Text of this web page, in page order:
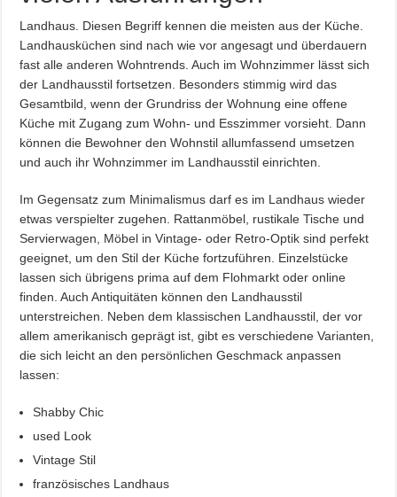
Landhaus. Diesen Begriff kennen die meisten aus der Küche.
Landhausküchen sind nach wie vor angesagt und überdauern
fast alle anderen Wohntrends. Auch im Wohnzimmer lässt sich
der Landhausstil fortsetzen. Besonders stimmig wird das
Gesamtbild, wenn der Grundriss der Wohnung eine offene
Küche mit Zugang zum Wohn- und Esszimmer vorsieht. Dann
können die Bewohner den Wohnstil allumfassend umsetzen
und auch ihr Wohnzimmer im Landhausstil einrichten.
Im Gegensatz zum Minimalismus darf es im Landhaus wieder
etwas verspielter zugehen. Rattanmöbel, rustikale Tische und
Servierwagen, Möbel in Vintage- oder Retro-Optik sind perfekt
geeignet, um den Stil der Küche fortzuführen. Einzelstücke
lassen sich übrigens prima auf dem Flohmarkt oder online
finden. Auch Antiquitäten können den Landhausstil
unterstreichen. Neben dem klassischen Landhausstil, der vor
allem amerikanisch geprägt ist, gibt es verschiedene Varianten,
die sich leicht an den persönlichen Geschmack anpassen
lassen:
Shabby Chic
used Look
Vintage Stil
französisches Landhaus